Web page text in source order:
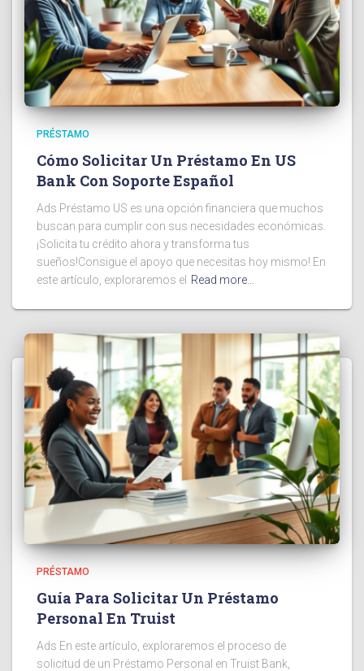
PRÉSTAMO
Cómo Solicitar Un Préstamo En US
Bank Con Soporte Español
Ads Préstamo US es una opción financiera que muchos
buscan para cumplir con sus necesidades económicas.
¡Solicita tu crédito ahora y transforma tus
sueños!Consigue el apoyo que necesitas hoy mismo! En
este artículo, exploraremos el Read more…
PRÉSTAMO
Guía Para Solicitar Un Préstamo
Personal En Truist
Ads En este artículo, exploraremos el proceso de
solicitud de un Préstamo Personal en Truist Bank,